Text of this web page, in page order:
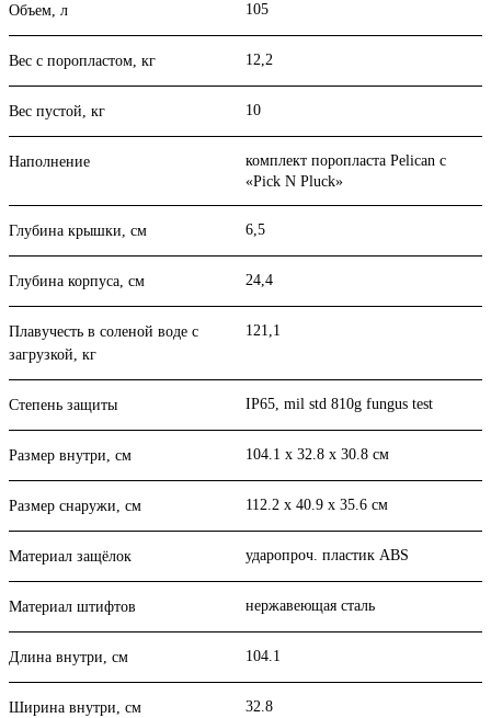
Объем, л 105
Вес с поропластом, кг 12,2
Вес пустой, кг 10
Наполнение
комплект поропласта Pelican с
«Pick N Pluck»
Глубина крышки, см 6,5
Глубина корпуса, см 24,4
Плавучесть в соленой воде с
загрузкой, кг
121,1
Степень защиты IP65, mil std 810g fungus test
Размер внутри, см 104.1 x 32.8 x 30.8 см
Размер снаружи, см 112.2 x 40.9 x 35.6 см
Материал защёлок ударопроч. пластик ABS
Материал штифтов нержавеющая сталь
Длина внутри, см 104.1
Ширина внутри, см 32.8